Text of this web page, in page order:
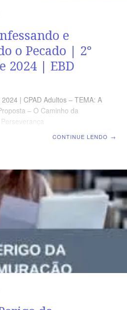
e
o Pecado | 2°
2024 | EBD
| CPAD Adultos – TEMA: A
– O Caminho da
VERDADE PRÁTICA Para
restauração e reconciliação
confessar o pecado e
por todas. LEITURA DIÁRIA
as nossas
CONTINUE LENDO →